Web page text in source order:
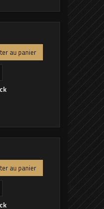
au panier
au panier